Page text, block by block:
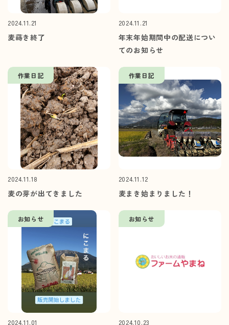
2024.11.21
麦蒔き終了
2024.11.21
年末年始期間中の配送につい
てのお知らせ
作業日記
2024.11.18
麦の芽が出てきました
作業日記
2024.11.12
麦まき始まりました！
お知らせ
2024.11.01
お知らせ
2024.10.23